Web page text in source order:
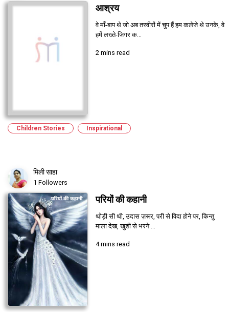
आश्रय
वे माँ-बाप थे जो अब तस्वीरों में चुप हैं हम कलेजे थे उनके, वे
हमें लख्ते-जिगर क...
2 mins read
Children Stories Inspirational
मिली साहा
1 Followers
परियों की कहानी
थोड़ी सी थी, उदास ज़रूर, परी से विदा होने पर, किन्तु
माला देख, खुशी से भरने ...
4 mins read